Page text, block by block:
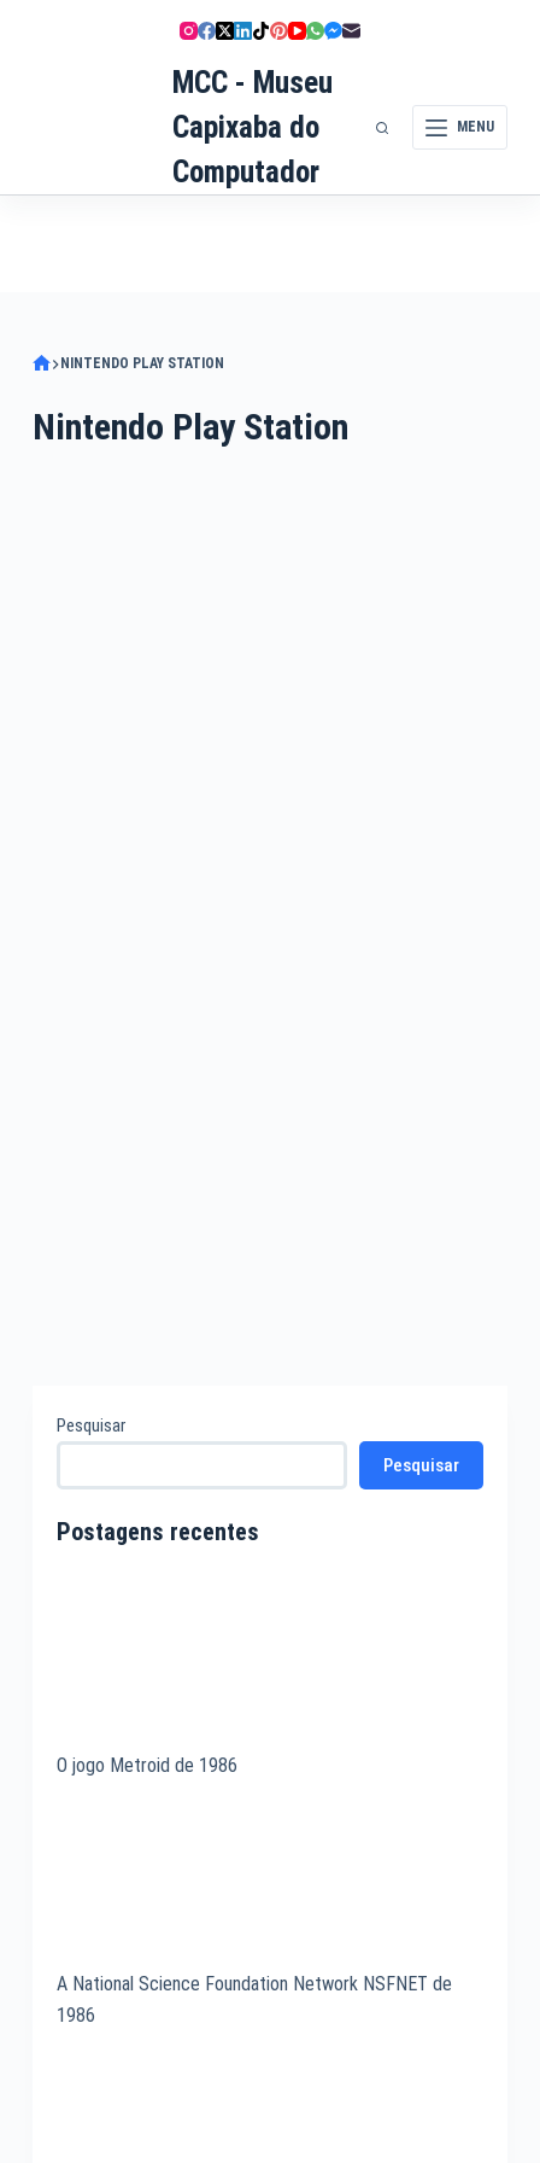
MCC - Museu
Capixaba do
Computador
MENU
NINTENDO PLAY STATION
Nintendo Play Station
Pesquisar
Pesquisar
Postagens recentes
O jogo Metroid de 1986
A National Science Foundation Network NSFNET de
1986